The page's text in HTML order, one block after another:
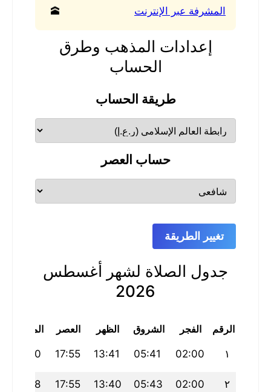
المشرفة عبر الإنترنت
🕋
إعدادات المذهب وطرق
الحساب
طريقة الحساب
حساب العصر
تغيير الطريقة
جدول الصلاة لشهر أغسطس
2026
الرقم الفجر الشروق الظهر العصر المغرب
١ 02:00
05:41
13:41
17:55
21:40
٢ 02:00
05:43
13:40
17:55
21:38